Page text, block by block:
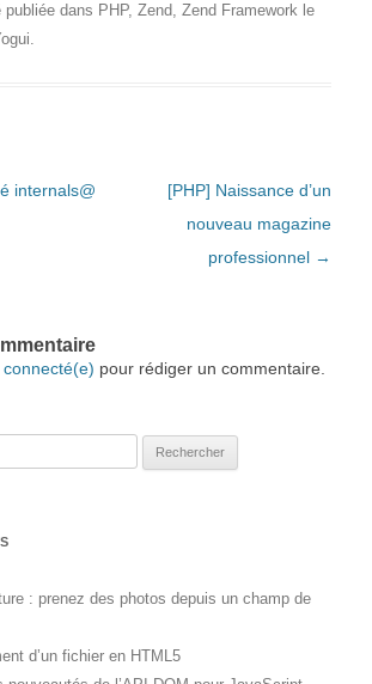
publiée dans PHP, Zend, Zend Framework le
.
articles
internals@
[PHP] Naissance d’un
nouveau magazine
professionnel →
pour rédiger un commentaire.
: prenez des photos depuis un champ de
d’un fichier en HTML5